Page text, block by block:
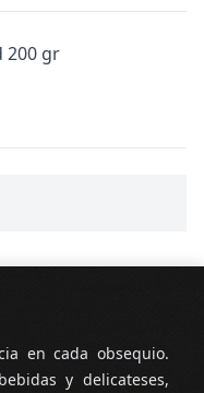
200 gr
en cada obsequio.
y delicateses,